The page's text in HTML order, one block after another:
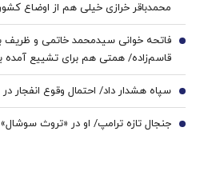
محمدباقر خرازی خیلی هم از اوضاع
هستیم که بی‌خبریم
فاتحه خوانی سیدمحمد خاتمی و ظریف
قاسم‌زاده/ همتی هم برای تشییع آمده
8
سپاه هشدار داد/ احتمال وقوع انفجار 9
جنجال تازه ترامپ/ او در «تروث سوشال» 10